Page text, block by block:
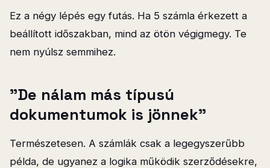
Ez a négy lépés egy futás. Ha 5 számla érkezett a
beállított időszakban, mind az ötön végigmegy. Te
nem nyúlsz semmihez.
"De nálam más típusú
dokumentumok is jönnek"
Természetesen. A számlák csak a legegyszerűbb
példa, de ugyanez a logika működik szerződésekre,